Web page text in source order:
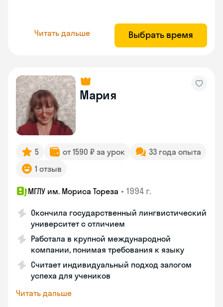
Читать дальше Выбрать время
Мария
5 от 1590 ₽ за урок
33 года опыта
1 отзыв
МГЛУ им. Мориса Тореза • 1994 г.
Окончила государственный лингвистический
университет с отличием
Работала в крупной международной
компании, понимая требования к языку
Считает индивидуальный подход залогом
успеха для учеников
Читать дальше